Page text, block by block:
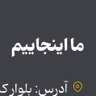
ما اینجاییم
آدرس: